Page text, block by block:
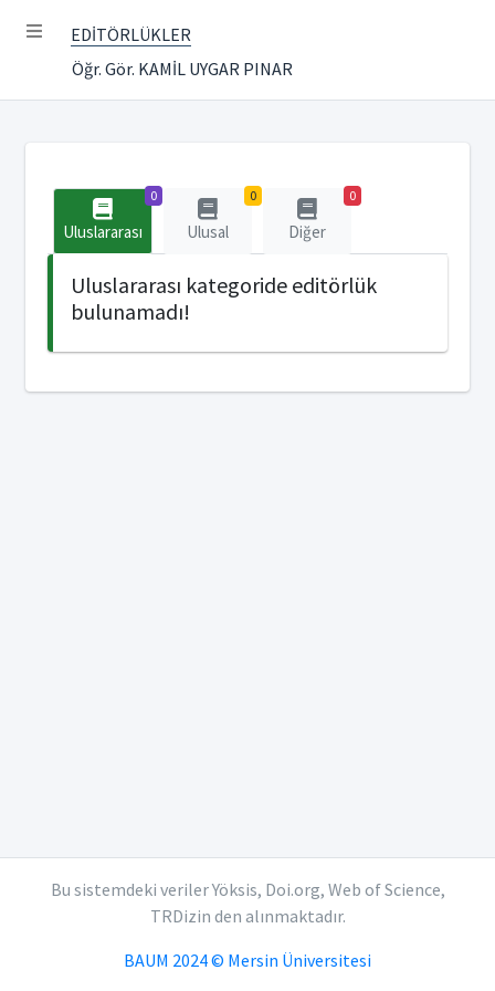
EDİTÖRLÜKLER
Öğr. Gör. KAMİL UYGAR PINAR
0
Uluslararası
0
Ulusal
0
Diğer
Uluslararası kategoride editörlük
bulunamadı!
Bu sistemdeki veriler Yöksis, Doi.org, Web of Science,
TRDizin den alınmaktadır.
BAUM 2024 © Mersin Üniversitesi